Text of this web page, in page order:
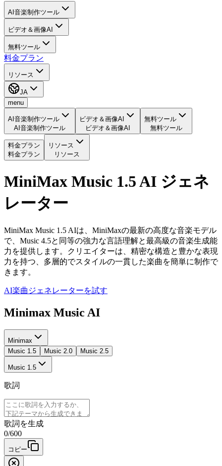
AI音楽制作ツール
ビデオ＆画像AI
無料ツール
料金プラン
リソース
JA
menu
AI音楽制作ツール
AI音楽制作ツール
ビデオ＆画像AI
ビデオ＆画像AI
無料ツール
無料ツール
料金プラン
料金プラン
リソース
リソース
MiniMax Music 1.5 AI ジェネ
レーター
MiniMax Music 1.5 AIは、MiniMaxの最新の高度な音楽モデル
で、Music 4.5と同等の強力な言語理解と最高級の音楽生成能
力を提供します。クリエイターは、精密な構造と豊かな表現
力を持つ、多層的でスタイルの一貫した楽曲を簡単に制作で
きます。
AI楽曲ジェネレーターを試す
Minimax Music AI
Minimax
Music 1.5
Music 2.0 Music 2.5
Music 1.5
歌詞
歌詞を生成
0/600
コピー